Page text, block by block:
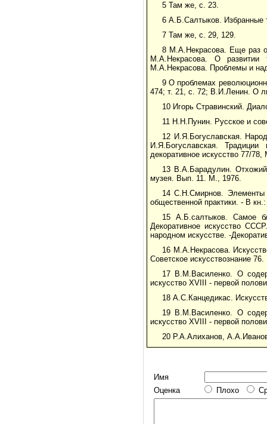
5 Там же, с. 23.
6 А.Б.Салтыков. Избранные
7 Там же, с. 29, 129.
8 М.А.Некрасова. Еще раз
М.А.Некрасова. О
М.А.Некрасова. Проблемы и
9 О проблемах
474; т. 21, с. 72; В.И.Ленин. О
10 Игорь Стравинский.
11 Н.Н.Пунин. Русское и
12 И.Я.Богуславская.
И.Я.Богуславская.
декоративное искусство 77/
13 В.А.Барадулин.
музея. Вып. 11. М., 1976.
14 С.Н.Смирнов. Элементы
общественной практики. - В
15 А.Б.салтыков. Самое
Декоративное искусство
народном искусстве. -
16 М.А.Некрасова.
Советское искусствознание
17 В.М.Василенко. О
искусство XVIII - первой
18 А.С.Канцедикас.
19 В.М.Василенко. О
искусство XVIII - первой
20 Р.А.Алиханов,
Имя
Оценка
Плохо